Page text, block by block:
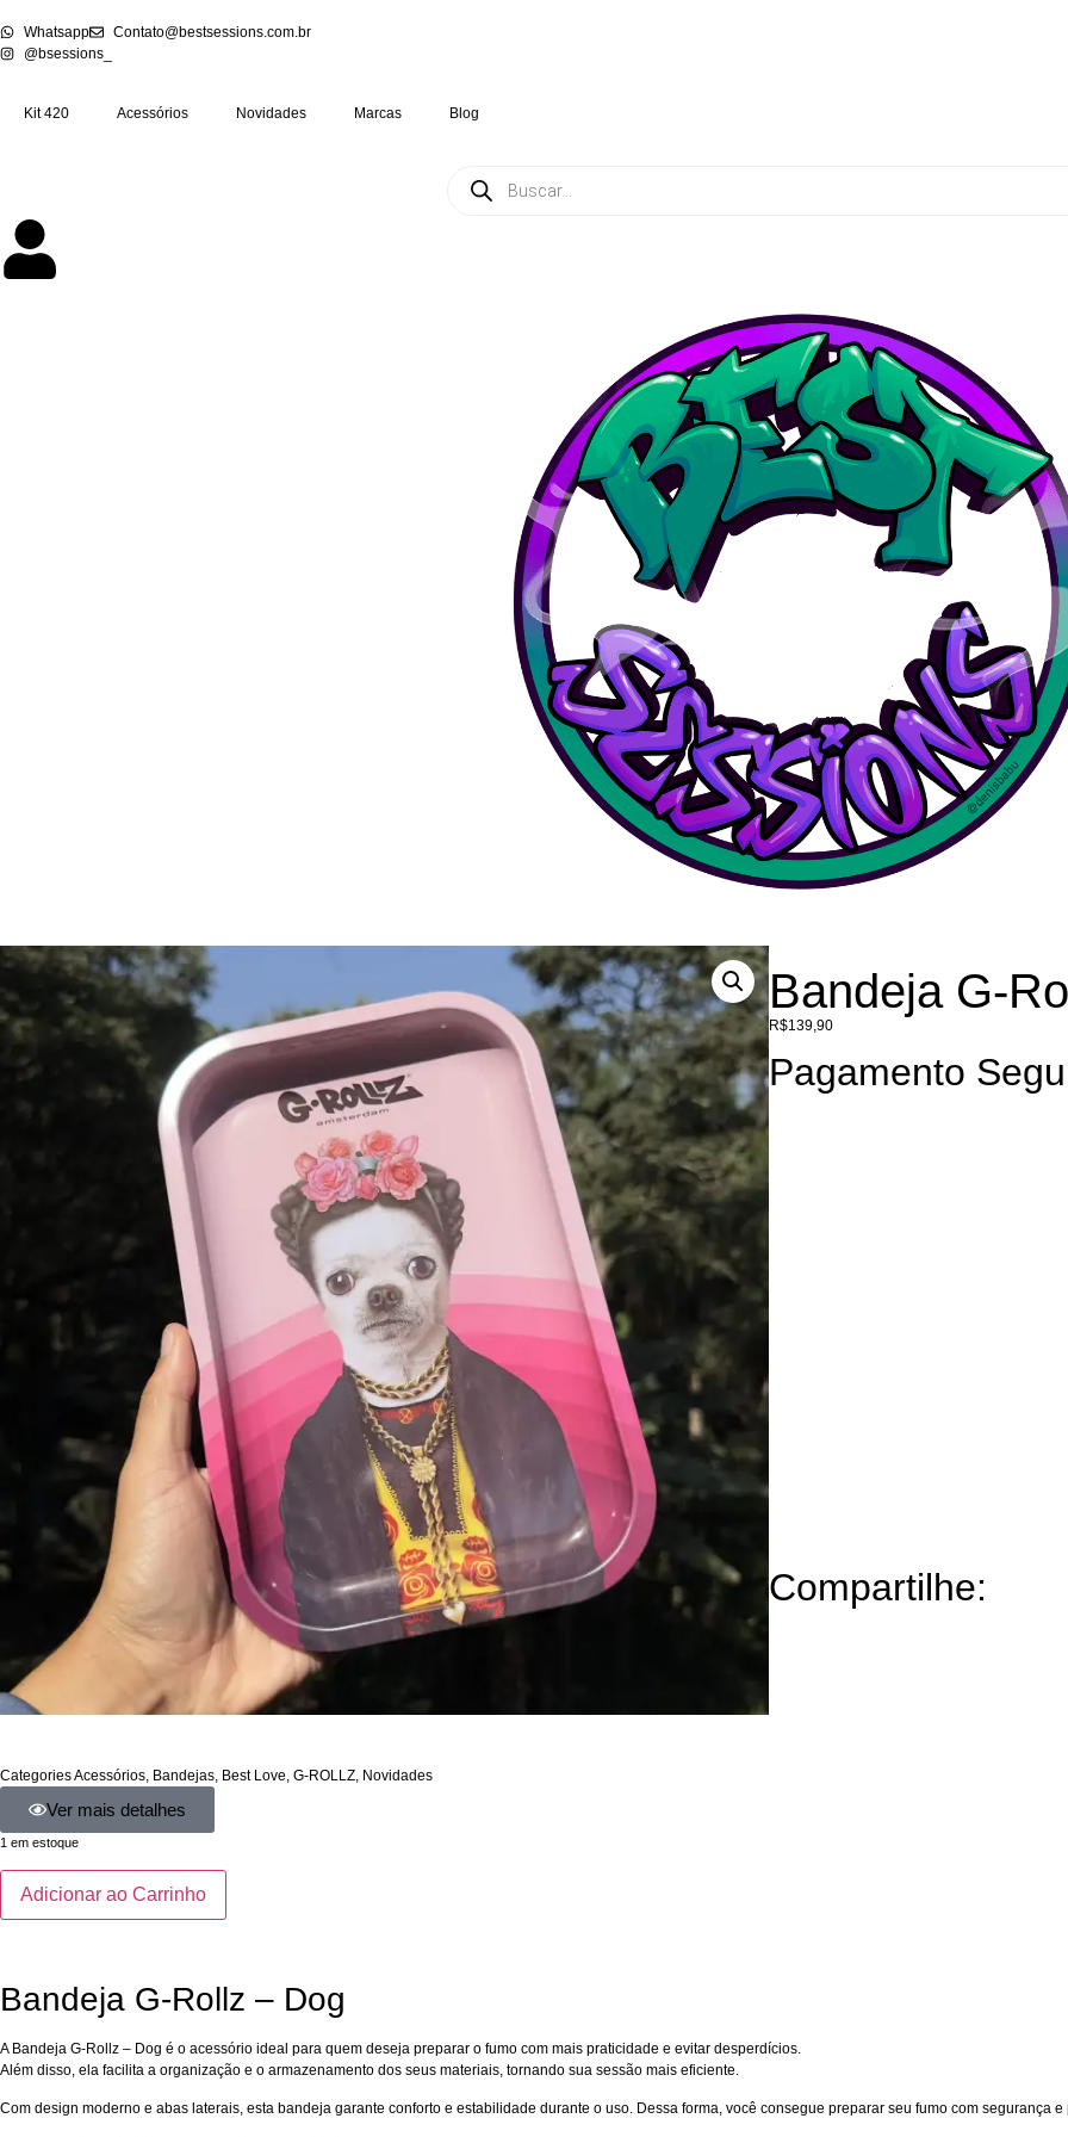
Whatsapp
Contato@bestsessions.com.br
@bsessions_
Kit 420 Acessórios Novidades Marcas Blog
Bandeja G-
R$139,90
Pagamento
Compartilhe:
CategoriesAcessórios, Bandejas, Best Love, G-ROLLZ, Novidades
Ver mais detalhes
1 em estoque
Adicionar ao Carrinho
Bandeja G-Rollz – Dog
A Bandeja G-Rollz – Dog é o acessório ideal para quem deseja preparar o fumo com mais praticidade e evitar desperdícios.
Além disso, ela facilita a organização e o armazenamento dos seus materiais, tornando sua sessão mais eficiente.
Com design moderno e abas laterais, esta bandeja garante conforto e estabilidade durante o uso. Dessa forma, você consegue preparar seu fumo com segurança